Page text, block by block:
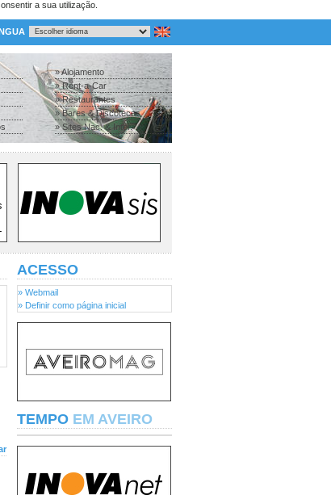
a sua utilização.
» Alojamento
» Rent-a-Car
» Restaurantes
» Bares & Discotecas
» Sites Nac. & Inter.
ACESSO
» Webmail
» Definir como página inicial
TEMPO EM AVEIRO